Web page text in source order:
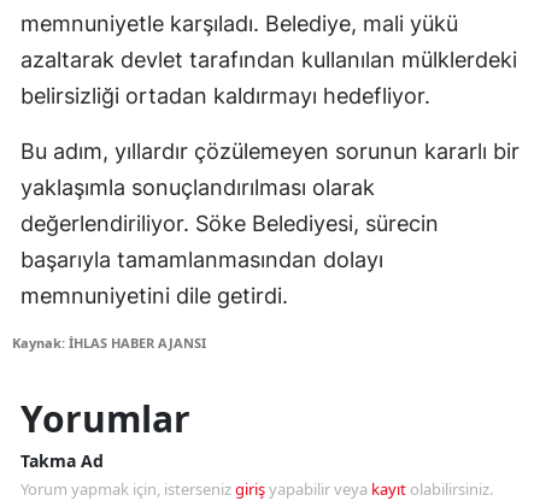
memnuniyetle karşıladı. Belediye, mali yükü
azaltarak devlet tarafından kullanılan mülklerdeki
belirsizliği ortadan kaldırmayı hedefliyor.
Bu adım, yıllardır çözülemeyen sorunun kararlı bir
yaklaşımla sonuçlandırılması olarak
değerlendiriliyor. Söke Belediyesi, sürecin
başarıyla tamamlanmasından dolayı
memnuniyetini dile getirdi.
Kaynak: İHLAS HABER AJANSI
Yorumlar
Takma Ad
Yorum yapmak için, istersenizgirişyapabilir veya kayıt olabilirsiniz.